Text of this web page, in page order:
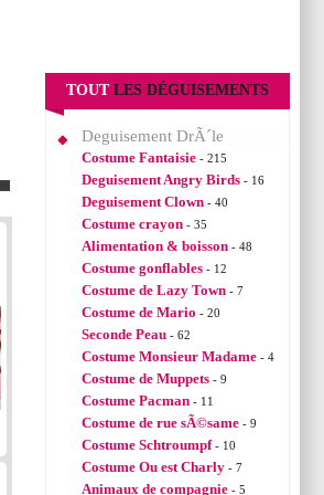
TOUT LES DÉGUISEMENTS
Deguisement DrÃ´le
Costume Fantaisie - 215
Deguisement Angry Birds - 16
Deguisement Clown - 40
Costume crayon - 35
Alimentation & boisson - 48
Costume gonflables - 12
Costume de Lazy Town - 7
Costume de Mario - 20
Seconde Peau - 62
Costume Monsieur Madame - 4
Costume de Muppets - 9
Costume Pacman - 11
Costume de rue sÃ©same - 9
Costume Schtroumpf- 10
Costume Ou est Charly - 7
Animaux de compagnie - 5